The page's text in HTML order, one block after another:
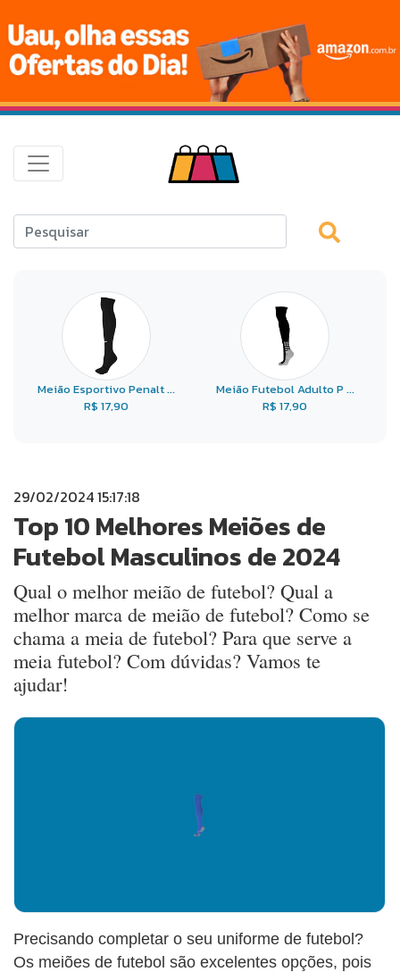
Meião Esportivo Penalt ...
R$ 17,90
Meião Futebol Adulto P ...
R$ 17,90
29/02/2024 15:17:18
Top 10 Melhores Meiões de
Futebol Masculinos de 2024
Qual o melhor meião de futebol? Qual a
melhor marca de meião de futebol? Como se
chama a meia de futebol? Para que serve a
meia futebol? Com dúvidas? Vamos te
ajudar!
Precisando completar o seu uniforme de futebol?
Os meiões de futebol são excelentes opções, pois